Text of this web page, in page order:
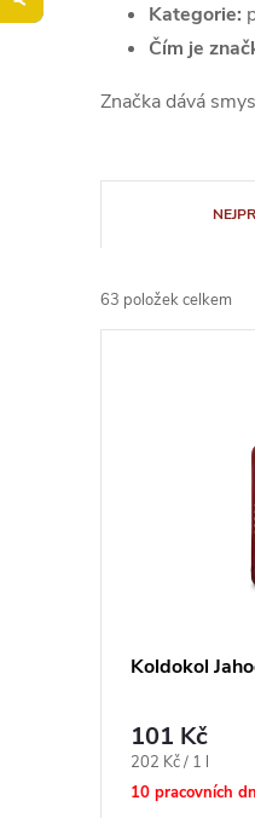
Kategorie:
Čím je
Značka dává
a
z
63 položek celkem
Koldokol
101 Kč
Měrná
cena:
202 Kč / 1 l
10 pracovních